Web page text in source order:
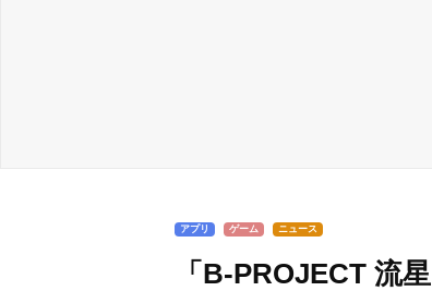
アプリ ゲーム ニュース
「B-PROJECT 流